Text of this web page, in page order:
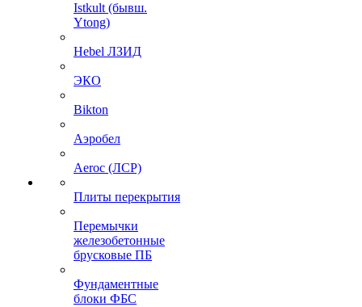
Istkult (бывш.
Ytong)
Hebel ЛЗИД
ЭКО
Bikton
Аэробел
Aeroc (ЛСР)
Плиты перекрытия
Перемычки
железобетонные
брусковые ПБ
Фундаментные
блоки ФБС